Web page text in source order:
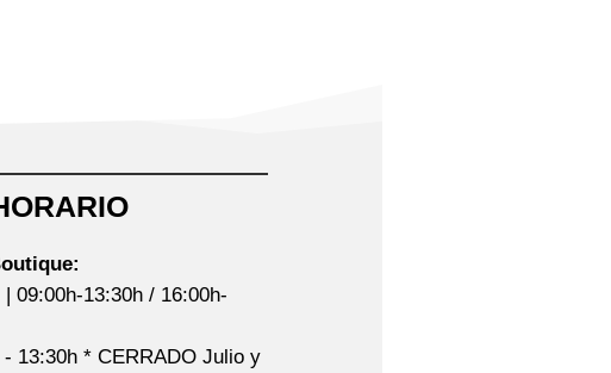
09:00h-13:30h / 16:00h-
- 13:30h * CERRADO Julio y